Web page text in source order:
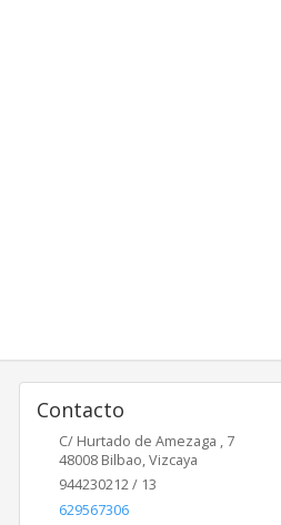
Contacto
C/ Hurtado de Amezaga , 7
48008 Bilbao,Vizcaya
944230212 / 13
629567306